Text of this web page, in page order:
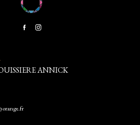
ANNICK